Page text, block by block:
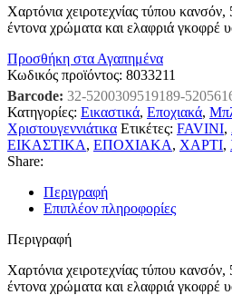
Χαρτόνια χειροτεχνίας τύπου
έντονα χρώματα και ελαφριά γκοφρέ
Προσθήκη στα Αγαπημένα
Κωδικός προϊόντος: 8033211
Barcode: 32-5200309519189-
Κατηγορίες: Εικαστικά, Εποχιακά,
Χριστουγεννιάτικα Ετικέτες: FAVINI,
ΕΙΚΑΣΤΙΚΑ, ΕΠΟΧΙΑΚΑ, ΧΑΡΤΙ,
Share:
Περιγραφή
Επιπλέον πληροφορίες
Περιγραφή
Χαρτόνια χειροτεχνίας τύπου
έντονα χρώματα και ελαφριά γκοφρέ